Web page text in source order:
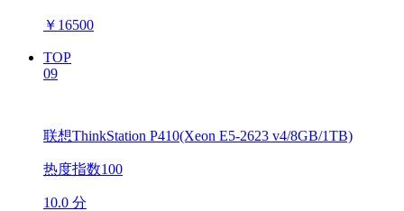
￥ 16500
TOP
09
联想ThinkStation P410(Xeon E5-2623 v4/8GB/1TB)
热度指数100
10.0 分